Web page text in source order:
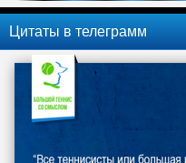
Цитаты в телеграмм